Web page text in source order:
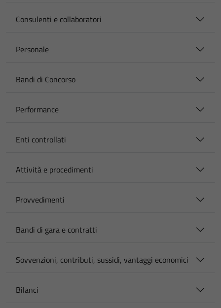
Consulenti e collaboratori
Personale
Bandi di Concorso
Performance
Enti controllati
Attività e procedimenti
Provvedimenti
Bandi di gara e contratti
Sovvenzioni, contributi, sussidi, vantaggi economici
Bilanci